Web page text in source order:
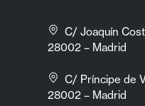
C/ Joaquín
28002 – Madrid
C/ Príncipe de
28002 – Madrid